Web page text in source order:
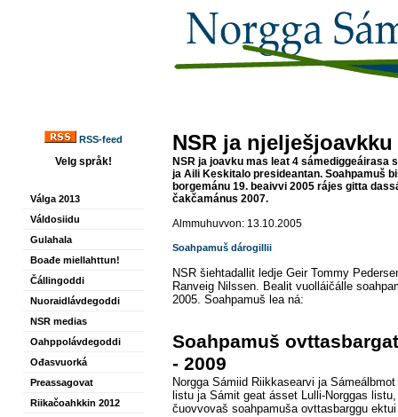
RSS-feed
Velg språk!
Válga 2013
Váldosiidu
Gulahala
Boađe miellahttun!
Čállingoddi
Nuoraidlávdegoddi
NSR medias
Oahppolávdegoddi
Ođasvuorká
Preassagovat
Riikačoahkkin 2012
NSR ja
NSR ja joavku mas leat 4
ja Aili Keskitalo presideantan. Soahpamuš
borgemánu 19. beaivvi 2005 rájes gitta
čakčamánus 2007.
Almmuhuvvon: 13.10.2005
Soahpamuš dárogillii
NSR šiehtadallit ledje Geir Tommy
Ranveig Nilssen. Bealit vuolláičálle
2005. Soahpamuš lea ná:
Soahpamuš
- 2009
Norgga Sámiid Riikkasearvi ja
listu ja Sámit geat ásset Lulli-Norggas
čuovvovaš soahpamuša ovttasbarggu